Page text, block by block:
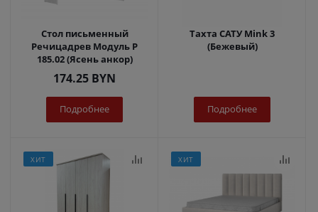
Стол письменный
Речицадрев Модуль Р
185.02 (Ясень анкор)
174.25 BYN
Подробнее
Тахта САТУ Mink 3
(Бежевый)
Подробнее
ХИТ ХИТ